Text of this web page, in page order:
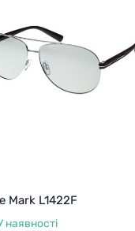
Mark L1422F
наявності